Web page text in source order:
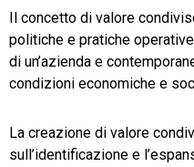
Il concetto di valore
politiche e pratiche
di un’azienda e
condizioni economiche e
La creazione di valore
sull’identificazione e